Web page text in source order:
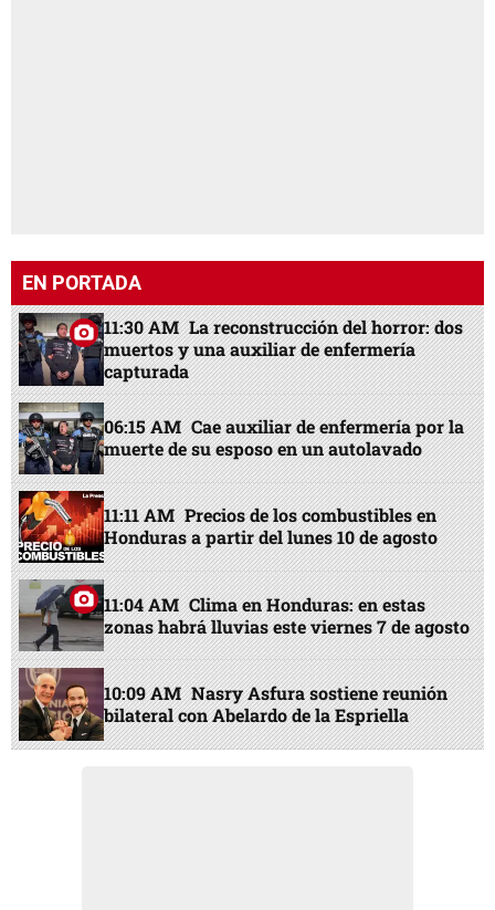
EN PORTADA
11:30 AM La reconstrucción del horror: dos
muertos y una auxiliar de enfermería
capturada
06:15 AM Cae auxiliar de enfermería por la
muerte de su esposo en un autolavado
11:11 AM Precios de los combustibles en
Honduras a partir del lunes 10 de agosto
11:04 AM Clima en Honduras: en estas
zonas habrá lluvias este viernes 7 de agosto
10:09 AM Nasry Asfura sostiene reunión
bilateral con Abelardo de la Espriella